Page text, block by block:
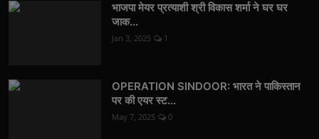
भाजपा मेयर प्रत्याशी श्री विकास शर्मा ने घर घर
जाक...
Jan 3, 2025 1
OPERATION SINDOOR: भारत ने पाकिस्तान
पर की एयर स्ट...
May 7, 2025 0